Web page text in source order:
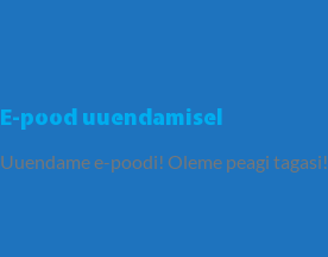
E-pood uuendamisel
Uuendame e-poodi! Oleme peagi tagasi!